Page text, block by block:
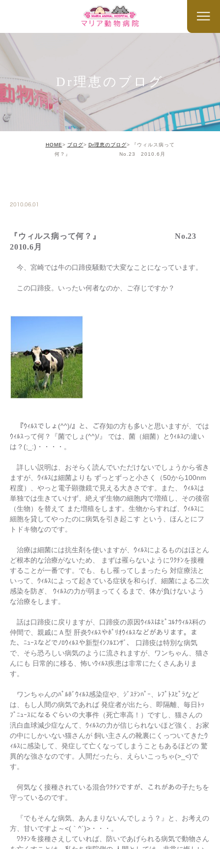
Dr理恵のブログ
HOME ブログ Dr理恵のブログ
『ウィルス病って
何？』 No.23 2010.6月
2010.06.01
『ウィルス病って何？』 No.23
2010.6月
今、宮崎では牛の口蹄疫騒動で大変なことになっています。
この口蹄疫。いったい何者なのか、ご存じですか？
『ｳｨﾙｽでしょ(^^)/』と、ご存知の方も多いと思いますが、では
ｳｨﾙｽって何？『菌でしょ(^^)/』 では、菌（細菌）とｳｨﾙｽの違い
は？(;_:)・・・・。
詳しい説明は、おそらく読んでいただけないでしょうから省き
ますが、ｳｨﾙｽは細菌よりも ずっとずっと小さく（50から100nm
程度）、やっと電子顕微鏡で見える大きさです。また、 ｳｨﾙｽは
単独では生きていけず、絶えず生物の細胞内で増殖し、その後宿
（生物）を替えて また増殖をします。生物からすれば、ｳｨﾙｽに
細胞を貸してやったのに病気を引き起こす という、ほんとにフ
トドキ物なのです。
治療は細菌には抗生剤を使いますが、ｳｨﾙｽによるものはほとん
ど根本的な治療がないため、 まずは罹らないようにﾜｸﾁﾝを接種
することが一番です。でも、もし罹ってしまったら 対症療法と
いって、ｳｨﾙｽによって起きている症状を和らげ、細菌による二次
感染を防ぎ、 ｳｨﾙｽの力が弱まってくるまで、体が負けないよう
な治療をします。
話は口蹄疫に戻りますが、口蹄疫の原因ｳｨﾙｽはﾋﾟｺﾙﾅｳｨﾙｽ科の
仲間で、親戚にＡ型 肝炎ｳｨﾙｽやﾎﾟﾘｵｳｨﾙｽなどがあります。ま
た、ﾆｭｰｽなどでﾉﾛｳｨﾙｽや新型ｲﾝﾌﾙｴﾝｻﾞ、 口蹄疫は特別な病気
で、そら恐ろしい病気のように流されますが、ワンちゃん、猫さ
んにも 日常的に移る、怖いｳｨﾙｽ疾患は非常にたくさんありま
す。
ワンちゃんのﾊﾟﾙﾎﾞｳｨﾙｽ感染症や、ｼﾞｽﾃﾝﾊﾟｰ、ﾚﾌﾟﾄｽﾋﾟﾗなど
は、もし人間の病気であれば 発症者が出たら、即隔離、毎日ﾄｯ
ﾌﾟﾆｭｰｽになるぐらいの大事件（死亡率高！）ですし、猫さんの
汎白血球減少症なんて、ｳｨﾙｽの力が信じられないほど強く、お家
の中にしかいない猫さんが 飼い主さんの靴裏にくっついてきたｳ
ｨﾙｽに感染して、発症して亡くなってしまうこともあるほどの 驚
異的な強さなのです。人間だったら、えらいこっちゃ(>_<)で
す。
何気なく接種されている混合ﾜｸﾁﾝですが、これがあの子たちを
守っているのです。
『でもそんな病気、あんまりないんでしょう？』と、お考えの
方、甘いですよ～<(｀^´)>・・・。
ﾜｸﾁﾝを接種さえしていれば、防いであげられる病気で動物さん